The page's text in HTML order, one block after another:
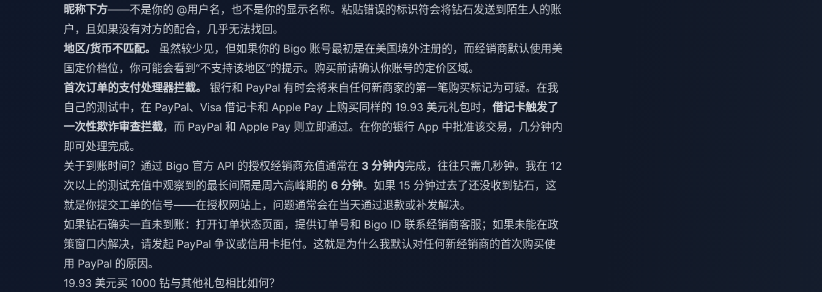
昵称下方——不是你的 @用户名，也不是你的显示名称。粘贴错误的标识符会将钻石发送到陌生人的账
户，且如果没有对方的配合，几乎无法找回。
地区/货币不匹配。
虽然较少见，但如果你的 Bigo 账号最初是在美国境外注册的，而经销商默认使用美
国定价档位，你可能会看到“不支持该地区”的提示。购买前请确认你账号的定价区域。
首次订单的支付处理器拦截。
银行和 PayPal 有时会将来自任何新商家的第一笔购买标记为可疑。在我
自己的测试中，在 PayPal、Visa 借记卡和 Apple Pay 上购买同样的 19.93 美元礼包时， 借记卡触发了
一次性欺诈审查拦截，而 PayPal 和 Apple Pay 则立即通过。在你的银行 App 中批准该交易，几分钟内
即可处理完成。
关于到账时间？通过 Bigo 官方 API 的授权经销商充值通常在 3 分钟内完成，往往只需几秒钟。我在 12
次以上的测试充值中观察到的最长间隔是周六高峰期的 6 分钟。如果 15 分钟过去了还没收到钻石，这
就是你提交工单的信号——在授权网站上，问题通常会在当天通过退款或补发解决。
如果钻石确实一直未到账：打开订单状态页面，提供订单号和 Bigo ID 联系经销商客服；如果未能在政
策窗口内解决，请发起 PayPal 争议或信用卡拒付。这就是为什么我默认对任何新经销商的首次购买使
用 PayPal 的原因。
19.93 美元买 1000 钻与其他礼包相比如何？